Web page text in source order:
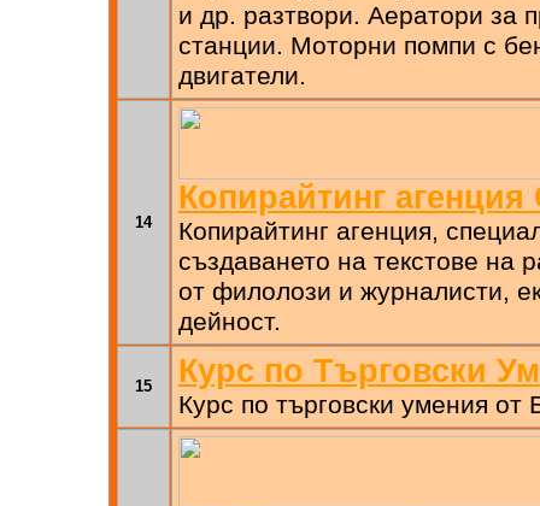
и др. разтвори. Аератори за
станции. Моторни помпи с
двигатели.
14
Копирайтинг
Копирайтинг агенция,
създаването на текстове на
от филолози и журналисти,
дейност.
15 Курс по Търговски
Курс по търговски умения от